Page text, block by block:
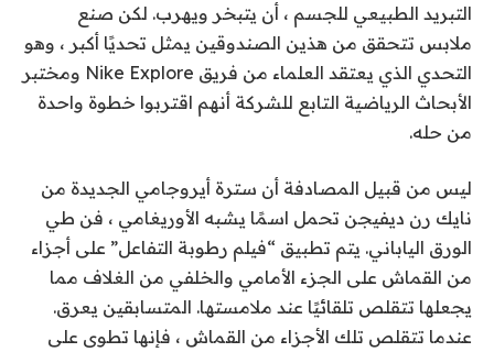
التبريد الطبيعي للجسم ، أن يتبخر ويهرب. لكن صنع
ملابس تتحقق من هذين الصندوقين يمثل تحديًا أكبر ، وهو
التحدي الذي يعتقد العلماء من فريق Nike Explore ومختبر
الأبحاث الرياضية التابع للشركة أنهم اقتربوا خطوة واحدة
من حله.
ليس من قبيل المصادفة أن سترة أيروجامي الجديدة من
نايك رن ديفيجن تحمل اسمًا يشبه الأوريغامي ، فن طي
الورق الياباني. يتم تطبيق “فيلم رطوبة التفاعل” على أجزاء
من القماش على الجزء الأمامي والخلفي من الغلاف مما
يجعلها تتقلص تلقائيًا عند ملامستها. المتسابقين يعرق.
عندما تتقلص تلك الأجزاء من القماش ، فإنها تطوى على